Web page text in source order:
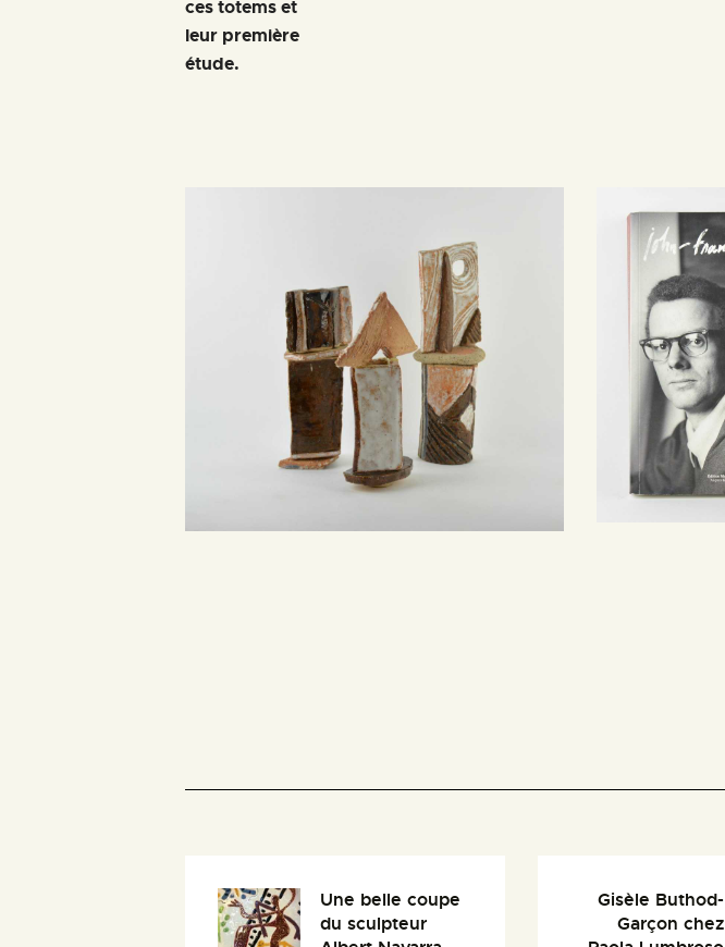
ces totems et
leur première
étude.
Une belle coupe
du sculpteur
Gisèle Buthod-
Garçon chez